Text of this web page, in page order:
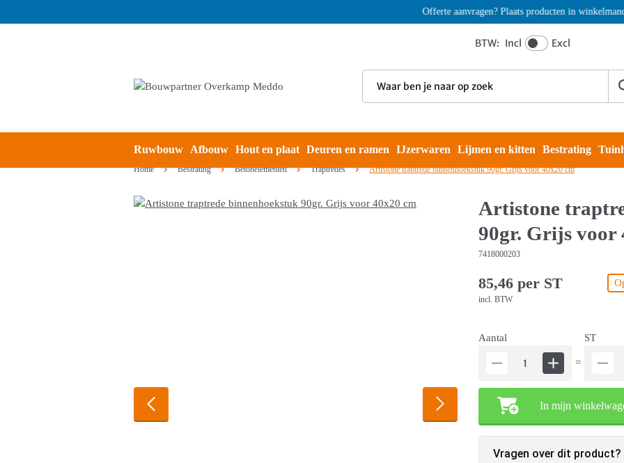
Offerte aanvragen? Plaats producten in winkelmand en
BTW: Incl Excl
Ruwbouw Afbouw Hout en plaat Deuren en ramen IJzerwaren Lijmen en kitten Bestrating
Home Bestrating Betonelementen Traptredes Artistone traptrede binnenhoekstuk 90gr. Grijs voor 40x20 cm
Artistone
90gr. Grijs voor
7418000203
85,46 per ST
incl. BTW
Aantal
=
ST
In mijn
Vragen over dit product?